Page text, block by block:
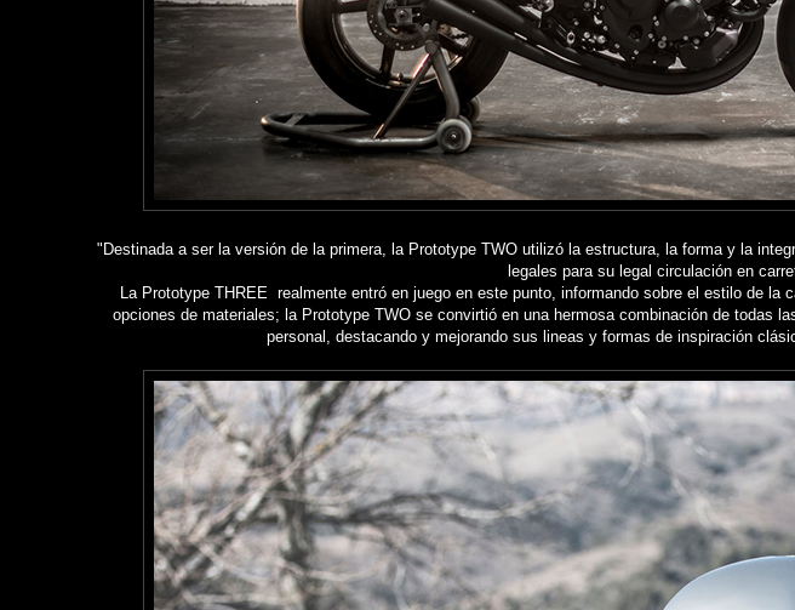
"Destinada a ser la versión de la primera, la Prototype TWO utilizó la estructura, la forma y la
legales para su legal circulación en
La Prototype THREE realmente entró en juego en este punto, informando sobre el estilo de
opciones de materiales; la Prototype TWO se convirtió en una hermosa combinación de todas
personal, destacando y mejorando sus lineas y formas de inspiración